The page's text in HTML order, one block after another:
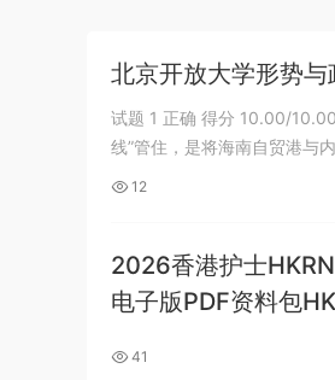
北京开放大学形势与
试题 1 正确 得分 10.00/10.00 分
线”管住，是将海南自贸港与
12
2026香港护士
电子版PDF资料包
41
《申论》题（广西B卷）及参考答案
1******* 登录了本站
下载了资源2015年黑龙江省公务员
录用考试《行测》真题（公检法卷）答案
1*******登录了本站